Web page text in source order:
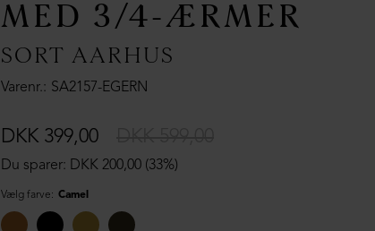
MED 3/4-ÆRMER
SORT AARHUS
Varenr. SA2157-EGERN
Du sparer: DKK 200,00 (33%)
DKK 399,00
Vælg farve: Camel